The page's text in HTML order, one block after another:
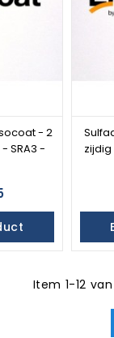
- 2
SRA3 -
Item 1-12